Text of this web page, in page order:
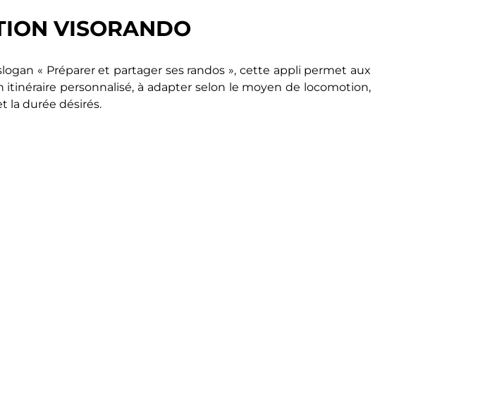
VISORANDO
« Préparer et partager ses randos », cette appli permet aux
itinéraire personnalisé, à adapter selon le moyen de locomotion,
la durée désirés.